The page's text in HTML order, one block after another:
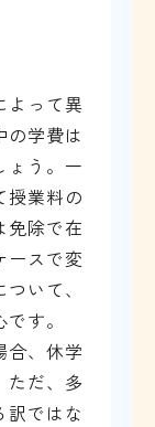
よって異
の学費は
ょう。一
授業料の
免除で在
ースで変
いて、
す。
合、休学
ただ、多
訳ではな